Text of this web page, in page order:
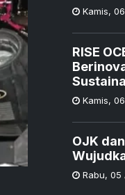
Kamis,
RISE
Kamis,
OJK
Rabu, 05